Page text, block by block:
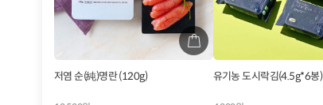
저염 순(純)명란 (120g) 유기농 도시락김(4.5g*6봉)